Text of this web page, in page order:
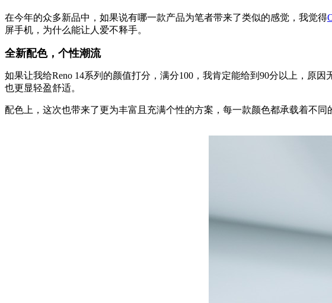
在今年的众多新品中，如果说有哪一款产品为笔者带来了类似的感觉，我觉得
屏手机，为什么能让人爱不释手。
全新配色，个性潮流
如果让我给Reno 14系列的颜值打分，满分100，我肯定能给到90分以上，原
也更显轻盈舒适。
配色上，这次也带来了更为丰富且充满个性的方案，每一款颜色都承载着不同